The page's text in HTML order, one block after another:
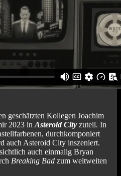
geschätzten Kollegen Joachim
2023 in Asteroid City zuteil. In
durchkomponiert
auch Asteroid City inszeniert.
auch einmalig Bryan
Breaking Bad zum weltweiten